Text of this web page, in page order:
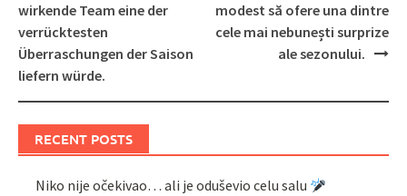
wirkende Team eine der
verrücktesten
Überraschungen der Saison
liefern würde.
modest să ofere una dintre
cele mai nebunești surprize
ale sezonului.
RECENT POSTS
Niko nije očekivao… ali je oduševio celu salu